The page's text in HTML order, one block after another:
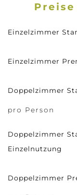
Einzelzimmer
Einzelzimmer
Doppelzimmer
pro Person
Doppelzimmer
Einzelnutzung
Doppelzimmer